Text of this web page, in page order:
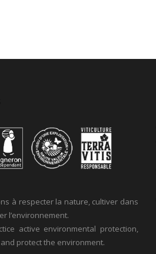
à respecter la nature, cultiver dans
l’environnement.
active environmental protection,
protect the environment.